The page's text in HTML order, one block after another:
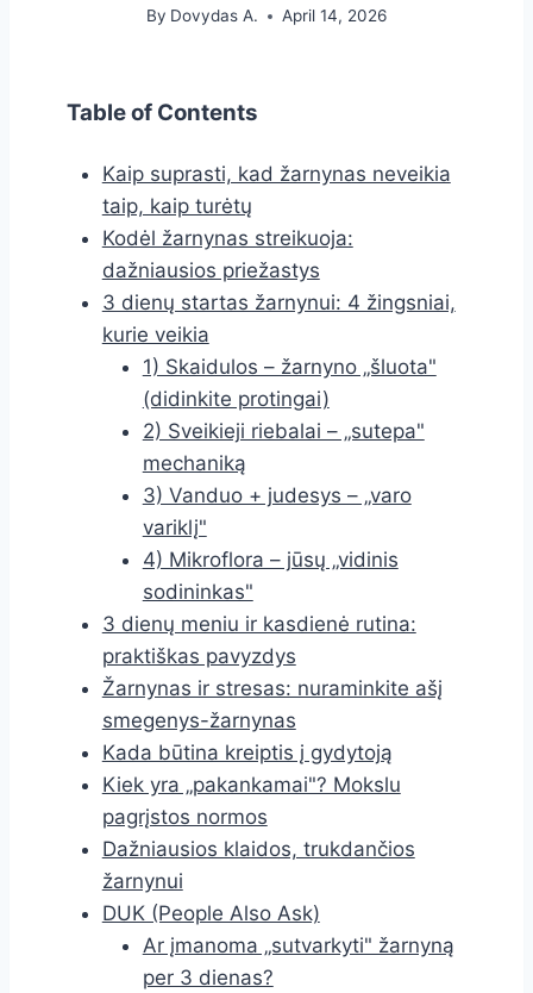
By Dovydas A. April 14, 2026
Table of Contents
Kaip suprasti, kad žarnynas neveikia
taip, kaip turėtų
Kodėl žarnynas streikuoja:
dažniausios priežastys
3 dienų startas žarnynui: 4 žingsniai,
kurie veikia
1) Skaidulos – žarnyno „šluota"
(didinkite protingai)
2) Sveikieji riebalai – „sutepa"
mechaniką
3) Vanduo + judesys – „varo
variklį"
4) Mikroflora – jūsų „vidinis
sodininkas"
3 dienų meniu ir kasdienė rutina:
praktiškas pavyzdys
Žarnynas ir stresas: nuraminkite ašį
smegenys-žarnynas
Kada būtina kreiptis į gydytoją
Kiek yra „pakankamai"? Mokslu
pagrįstos normos
Dažniausios klaidos, trukdančios
žarnynui
DUK (People Also Ask)
Ar įmanoma „sutvarkyti" žarnyną
per 3 dienas?